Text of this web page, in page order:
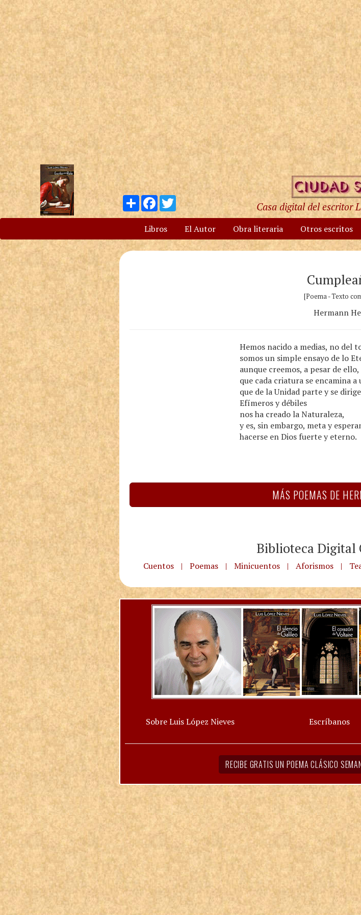
Compartir
Facebook
Twitter
Casa digital del escritor
Libros El Autor Obra literaria Otros escritos
[Poema - Texto
Hermann
Hemos nacido a medias, no del
somos un simple ensayo de lo
aunque creemos, a pesar de ello,
que cada criatura se encamina a
que de la Unidad parte y se
Efímeros y débiles
nos ha creado la Naturaleza,
y es, sin embargo, meta y
hacerse en Dios fuerte y eterno.
MÁS POEMAS DE
Biblioteca Digital
Cuentos | Poemas | Minicuentos | Aforismos |
Sobre Luis López Nieves Escríbanos
RECIBE GRATIS UN POEMA CLÁSICO